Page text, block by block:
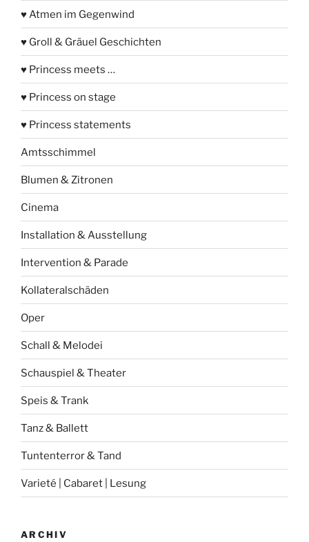
♥ Atmen im Gegenwind
♥ Groll & Gräuel Geschichten
♥ Princess meets …
♥ Princess on stage
♥ Princess statements
Amtsschimmel
Blumen & Zitronen
Cinema
Installation & Ausstellung
Intervention & Parade
Kollateralschäden
Oper
Schall & Melodei
Schauspiel & Theater
Speis & Trank
Tanz & Ballett
Tuntenterror & Tand
Varieté | Cabaret | Lesung
ARCHIV